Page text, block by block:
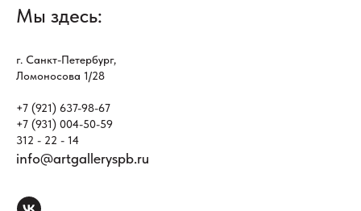
Мы здесь:
г. Санкт-Петербург,
Ломоносова 1/28
+7 (921) 637-98-67
+7 (931) 004-50-59
312 - 22 - 14
info@artgalleryspb.ru